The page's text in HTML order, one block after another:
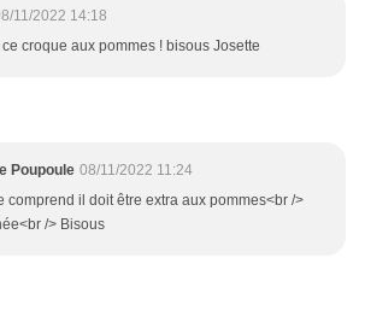
11/2022 14:18
croque aux pommes ! bisous Josette
Poupoule 08/11/2022 11:24
comprend il doit être extra aux pommes<br />
/> Bisous